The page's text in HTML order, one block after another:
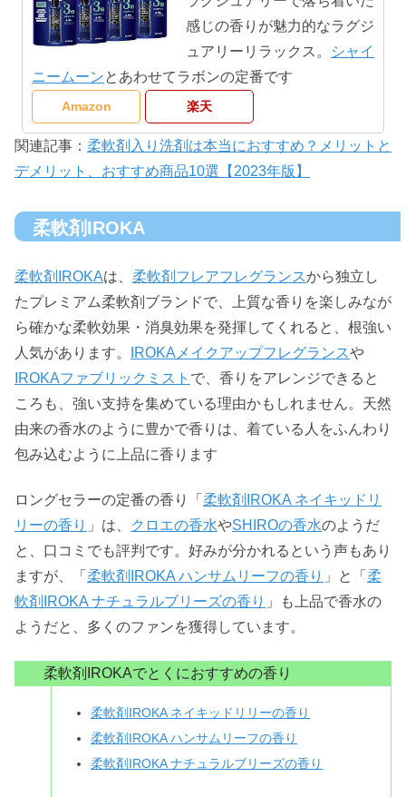
感じの香りが魅力的なラグジ
ュアリーリラックス。
シャイ
ニームーンとあわせてラボンの定番です
Amazon 楽天
関連記事： 柔軟剤入り洗剤は本当におすすめ？メリットと
デメリット、おすすめ商品10選【2023年版】
柔軟剤IROKA
柔軟剤IROKAは、 柔軟剤フレアフレグランスから独立し
たプレミアム柔軟剤ブランドで、上質な香りを楽しみなが
ら確かな柔軟効果・消臭効果を発揮してくれると、根強い
人気があります。
IROKAメイクアップフレグランスや
IROKAファブリックミスト で、香りをアレンジできると
ころも、強い支持を集めている理由かもしれません。天然
由来の香水のように豊かで香りは、着ている人をふんわり
包み込むように上品に香ります
ロングセラーの定番の香り「 柔軟剤IROKA ネイキッドリ
リーの香り 」は、 クロエの香水やSHIROの香水のようだ
と、口コミでも評判です。好みが分かれるという声もあり
ますが、「 柔軟剤IROKA ハンサムリーフの香り 」と「 柔
軟剤IROKA ナチュラルブリーズの香り 」も上品で香水の
ようだと、多くのファンを獲得しています。
柔軟剤IROKAでとくにおすすめの香り
柔軟剤IROKA ネイキッドリリーの香り
柔軟剤IROKA ハンサムリーフの香り
柔軟剤IROKA ナチュラルブリーズの香り